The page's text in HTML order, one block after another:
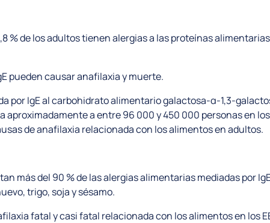
% de los adultos tienen alergias a las proteínas
pueden causar anafilaxia y muerte.
por IgE al carbohidrato alimentario galactosa-α-1,3-
a entre 96 000 y 450 000 personas en los
de anafilaxia relacionada con los alimentos en adultos.
más del 90 % de las alergias alimentarias mediadas por
trigo, soja y sésamo.
fatal y casi fatal relacionada con los alimentos en los